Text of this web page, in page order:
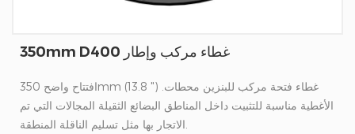
350mm D400 غطاء مركب وإطار
افتتاح واضح 350mm (13.8 ") غطاء فتحة مركب للبنزين محطات.
الأغطية مناسبة للتثبيت داخل المناطق البضائع الثقيلة المجالات التي تم